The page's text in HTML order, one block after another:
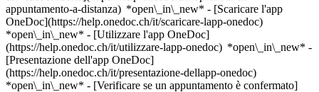
appuntamento-a-distanza) *open\_in\_new* - [Scaricare l'app
OneDoc](https://help.onedoc.ch/it/scaricare-lapp-onedoc)
*open\_in\_new* - [Utilizzare l'app OneDoc]
(https://help.onedoc.ch/it/utilizzare-lapp-onedoc) *open\_in\_new* -
[Presentazione dell'app OneDoc]
(https://help.onedoc.ch/it/presentazione-dellapp-onedoc)
*open\_in\_new* - [Verificare se un appuntamento è confermato](https://help.onedoc.ch/it/verificare-se-un-appuntamento-%C3%A8-confermato) *open\_in\_new* - [Annullare un appuntamento prenotato online su OneDoc](https://help.onedoc.ch/it/annullare-un-appuntamento-prenotato-online-su-onedoc) *open\_in\_new* - [Non ho ricevuto la conferma dell'appuntamento](https://help.onedoc.ch/it/non-ho-ricevuto-la-conferma-dellappuntamento) *open\_in\_new* [Vedi tutti i nostri articoli *open\_in\_new*](https://help.onedoc.ch/it/) close ## Modifica la ricerca ![Casa con segno più che indica che la consultazione può essere effettuata in sede](https://www.onedoc.ch/assets/images/icons/on-site.svg) In loco ![Fotocamera con simbolo play che indica che la consultazione può essere effettuata a distanza in video](https://www.onedoc.ch/assets/images/icons/remote.svg) A distanza Cerca #### Specialità #### Professionisti #### Istituti edit Specialista in medicina estetica a Winterthur tune Filtra per Nuovo paziente*keyboard\_arrow\_down* - Accettato*check\_circle* Lingua parlata*keyboard\_arrow\_down* - Azerbaigiano*check\_circle* - Bulgaro*check\_circle* - Croato*check\_circle* - Curdo*check\_circle* - Francese*check\_circle* - Greco*check\_circle* - Inglese*check\_circle* - Italiano*check\_circle* - Macedone*check\_circle* - Olandese*check\_circle* - Persiano*check\_circle* - Portoghese*check\_circle* - Rumeno*check\_circle* - Russo*check\_circle* - Serbo*check\_circle* - Spagnolo*check\_circle* - Tedesco*check\_circle* - Thailandese*check\_circle* - Turco*check\_circle* - Ucraino*check\_circle* - Ungherese*check\_circle* Sesso*keyboard\_arrow\_down* - Donna*check\_circle* - Uomo*check\_circle* Rete*keyboard\_arrow\_down* - Hirslanden*check\_circle* - RME*check\_circle* - mediX*check\_circle* - hapmed*check\_circle* - Zürcher Gesundheitsnetz*check\_circle* Disponibilità*keyboard\_arrow\_down* - Disponibile oggi*check\_circle* - Entro i prossimi 3 giorni*check\_circle* - Entro i prossimi 7 giorni*check\_circle* - Entro i prossimi 14 giorni*check\_circle* # __Specialista in medicina estetica__ a __Winterthur__: prenota il tuo appuntamento online oggi ## 10 risultati a Winterthur [![Dr.ssa med. Shadi Najaf Zadeh, OB-GYN (ostetrico-ginecologo) a Winterthur](https://assets.onedoc.ch/images/users/ba82bd4ac50cffd23789052f2ab44fbf46e54b849b838d747f0380b9e61b36e8-small.jpg "Dr.ssa med. Shadi Najaf Zadeh, OB-GYN (ostetrico-ginecologo) a Winterthur")](https://www.onedoc.ch/it/ob-gyn-ostetrico-ginecologo/winterthur/pcstt/dr-med-shadi-najaf-zadeh) ### [Dr.ssa med. Shadi Najaf Zadeh](https://www.onedoc.ch/it/ob-gyn-ostetrico-ginecologo/winterthur/pcstt/dr-med-shadi-najaf-zadeh) [OB-GYN (ostetrico-ginecologo)](https://www.onedoc.ch/it/ob-gyn-ostetrico-ginecologo/winterthur), Specialista in medicina estetica [Femedica Theaterstrasse AG](https://www.onedoc.ch/it/studio-medico/winterthur/exqt/femedica-theaterstrasse-ag) Theaterstrasse 1 8400 Winterthur ![Icona paziente con segno più che indica che il professionista accetta nuovi pazienti](https://www.onedoc.ch/assets/images/icons/new-patients.svg)Accetta nuovi pazienti [Prenota un appuntamento](https://www.onedoc.ch/it/ob-gyn-ostetrico-ginecologo/winterthur/pcstt/dr-med-shadi-najaf-zadeh) Competenze:[Specialista del seno](https://www.onedoc.ch/it/specialista-del-seno/winterthur), [Cancro al seno](https://www.onedoc.ch/it/cancro-al-seno/winterthur), [Biopsia mammaria](https://www.onedoc.ch/it/biopsia-mammaria/winterthur), [Screening del cancro al seno](https://www.onedoc.ch/it/screening-del-cancro-al-seno/winterthur), [Mammografia](https://www.onedoc.ch/it/mammografia/winterthur)Vedi di più *chevron\_left* lun 03 ago *chevron\_right* Vedi più appuntamenti *error\_outline* Si è verificato un errore durante il caricamento della disponibilità [Riprova](https://www.onedoc.ch) Competenze:[Specialista del seno](https://www.onedoc.ch/it/specialista-del-seno/winterthur), [Cancro al seno](https://www.onedoc.ch/it/cancro-al-seno/winterthur), [Biopsia mammaria](https://www.onedoc.ch/it/biopsia-mammaria/winterthur), [Screening del cancro al seno](https://www.onedoc.ch/it/screening-del-cancro-al-seno/winterthur), [Mammografia](https://www.onedoc.ch/it/mammografia/winterthur)Vedi di più [![Dr. med. Christos Astrakas, dermatologo a Winterthur](https://assets.onedoc.ch/images/users/ed227261ce074ed3d565c0ff7a2f6bde1973b96c62ef503f1e55bcf55009e601-small.jpg "Dr. med. Christos Astrakas, dermatologo a Winterthur")](https://www.onedoc.ch/it/dermatologo/winterthur/pcrhs/dr-med-christos-astrakas) ### [Dr. med. Christos Astrakas](https://www.onedoc.ch/it/dermatologo/winterthur/pcrhs/dr-med-christos-astrakas) ![Badge che indica un profilo verificato](https://www.onedoc.ch/assets/images/icons/checkmark.svg) [Dermatologo](https://www.onedoc.ch/it/dermatologo/winterthur), Specialista in medicina estetica [Pallas Winterthur](https://www.onedoc.ch/it/clinica/winterthur/e7m4/pallas-winterthur) Gertrudstrasse 1 8400 Winterthur ![Icona paziente con segno più che indica che il professionista accetta nuovi pazienti](https://www.onedoc.ch/assets/images/icons/new-patients.svg)Accetta nuovi pazienti [Prenota un appuntamento](https://www.onedoc.ch/it/dermatologo/winterthur/pcrhs/dr-med-christos-astrakas) Competenze:[Trattamento anti-rughe](https://www.onedoc.ch/it/trattamento-anti-rughe/winterthur), [Laser estetico](https://www.onedoc.ch/it/laser-estetico/winterthur), [Couperose | Rosacea](https://www.onedoc.ch/it/couperose-rosacea/winterthur), [Iperidrosi | Sudorazione eccessiva](https://www.onedoc.ch/it/iperidrosi-sudorazione-eccessiva/winterthur), [Rimozione dei nei](https://www.onedoc.ch/it/rimozione-dei-nei/winterthur), [Tumore della pelle | Cancro della pelle](https://www.onedoc.ch/it/tumore-della-pelle-cancro-della-pelle/winterthur), [Iniezione di tossina botulinica](https://www.onedoc.ch/it/iniezione-di-tossina-botulinica/winterthur), [Melanoma](https://www.onedoc.ch/it/melanoma/winterthur), [Acne](https://www.onedoc.ch/it/acne/winterthur), [Allergia | AllergoTest | Controllo allergie](https://www.onedoc.ch/it/allergia-allergotest-controllo-allergie/winterthur), [Rinite allergica | Febbre da fieno](https://www.onedoc.ch/it/rinite-allergica-febbre-da-fieno/winterthur), [Angioma](https://www.onedoc.ch/it/angioma/winterthur), [Emergenza dermatologica](https://www.onedoc.ch/it/emergenza-dermatologica/winterthur), [Desensibilizzazione | Immunoterapia allergene-specifica | Immunoterapia dell'allergene](https://www.onedoc.ch/it/desensibilizzazione-immunoterapia-allergene-specifica-immunoterapia-dell-allergene/winterthur), [Eczema](https://www.onedoc.ch/it/eczema/winterthur), [Verruche](https://www.onedoc.ch/it/verruche/winterthur), [Ablazione con filo | Graffette](https://www.onedoc.ch/it/ablazione-con-filo-graffette/winterthur), [Micosi dei piedi e delle unghie](https://www.onedoc.ch/it/micosi-dei-piedi-e-delle-unghie/winterthur), [Herpes zoster (fuoco di Sant’Antonio)](https://www.onedoc.ch/it/herpes-zoster-fuoco-di-sant-antonio/winterthur), [Controllo della pelle](https://www.onedoc.ch/it/controllo-della-pelle/winterthur), [Micosi Cutanee](https://www.onedoc.ch/it/micosi-cutanee/winterthur), [Iniezione di acido ialuronico](https://www.onedoc.ch/it/iniezione-di-acido-ialuronico/winterthur), [Iniezione di plasma ricco di piastrine | PRP | Vampire Lift](https://www.onedoc.ch/it/iniezione-di-plasma-ricco-di-piastrine-prp-vampire-lift/winterthur), [Crioterapia](https://www.onedoc.ch/it/crioterapia/winterthur), [Herpes labiale | Bolle di febbre | Herpes simplex](https://www.onedoc.ch/it/herpes-labiale-bolle-di-febbre-herpes-simplex/winterthur), [Controllo dei nei](https://www.onedoc.ch/it/controllo-dei-nei/winterthur), [Psoriasi](https://www.onedoc.ch/it/psoriasi/winterthur), [Dermatologia pediatrica](https://www.onedoc.ch/it/dermatologia-pediatrica/winterthur), [Malattie sessualmente trasmissibili | Infezioni sessualmente trasmissibili (MST/IST)](https://www.onedoc.ch/it/malattie-sessualmente-trasmissibili-infezioni-sessualmente-trasmissibili-mst-ist/winterthur), [Orticaria](https://www.onedoc.ch/it/orticaria/winterthur), [Vitiligine](https://www.onedoc.ch/it/vitiligine/winterthur), [Rimozione di cisti](https://www.onedoc.ch/it/rimozione-di-cisti/winterthur), [Trattamento con laser CO2 | Trattamento con laser CO2 frazionato](https://www.onedoc.ch/it/trattamento-con-laser-co2-trattamento-con-laser-co2-frazionato/winterthur), [Trattamento delle macchie pigmentate](https://www.onedoc.ch/it/trattamento-delle-macchie-pigmentate/winterthur), [Trattamento delle cicatrici](https://www.onedoc.ch/it/trattamento-delle-cicatrici/winterthur)Vedi di più *chevron\_left* lun 03 ago *chevron\_right* Vedi più appuntamenti *error\_outline* Si è verificato un errore durante il caricamento della disponibilità [Riprova](https://www.onedoc.ch) Competenze:[Trattamento anti-rughe](https://www.onedoc.ch/it/trattamento-anti-rughe/winterthur), [Laser estetico](https://www.onedoc.ch/it/laser-estetico/winterthur), [Couperose | Rosacea](https://www.onedoc.ch/it/couperose-rosacea/winterthur), [Iperidrosi | Sudorazione eccessiva](https://www.onedoc.ch/it/iperidrosi-sudorazione-eccessiva/winterthur), [Rimozione dei nei](https://www.onedoc.ch/it/rimozione-dei-nei/winterthur), [Tumore della pelle | Cancro della pelle](https://www.onedoc.ch/it/tumore-della-pelle-cancro-della-pelle/winterthur), [Iniezione di tossina botulinica](https://www.onedoc.ch/it/iniezione-di-tossina-botulinica/winterthur), [Melanoma](https://www.onedoc.ch/it/melanoma/winterthur), [Acne](https://www.onedoc.ch/it/acne/winterthur), [Allergia | AllergoTest | Controllo allergie](https://www.onedoc.ch/it/allergia-allergotest-controllo-allergie/winterthur), [Rinite allergica | Febbre da fieno](https://www.onedoc.ch/it/rinite-allergica-febbre-da-fieno/winterthur), [Angioma](https://www.onedoc.ch/it/angioma/winterthur), [Emergenza dermatologica](https://www.one